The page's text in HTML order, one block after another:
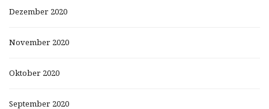
Dezember 2020
November 2020
Oktober 2020
September 2020